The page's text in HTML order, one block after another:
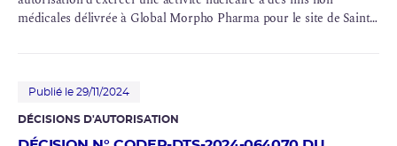
médicales délivrée à Global Morpho Pharma pour le site de Saint-
Publié le 29/11/2024
DÉCISIONS D'AUTORISATION